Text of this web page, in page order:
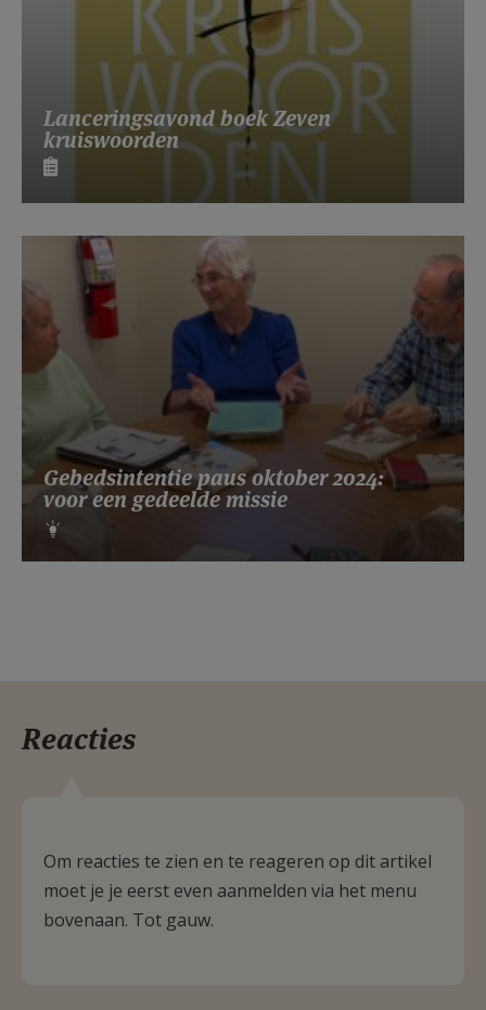
Lanceringsavond boek Zeven
kruiswoorden
Gebedsintentie paus oktober 2024:
voor een gedeelde missie
Reacties
Om reacties te zien en te reageren op dit artikel
moet je je eerst even aanmelden via het menu
bovenaan. Tot gauw.